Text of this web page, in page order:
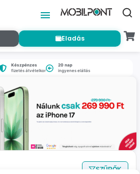
Eladás
Készpénzes
fizetés átvételkor
20 nap
ingyenes elállás
SZŰRŐK